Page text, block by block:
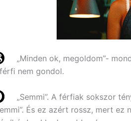
„Minden ok, megoldom”-
nem gondol.
„Semmi”. A férfiak sokszor
És ez azért rossz, mert